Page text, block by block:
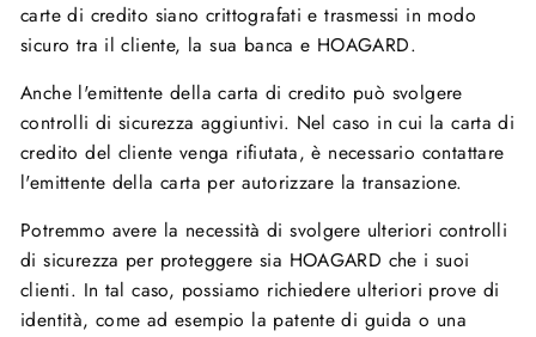
carte di credito siano crittografati e trasmessi in modo
sicuro tra il cliente, la sua banca e HOAGARD.
Anche l'emittente della carta di credito può svolgere
controlli di sicurezza aggiuntivi. Nel caso in cui la carta di
credito del cliente venga rifiutata, è necessario contattare
l'emittente della carta per autorizzare la transazione.
Potremmo avere la necessità di svolgere ulteriori controlli
di sicurezza per proteggere sia HOAGARD che i suoi
clienti. In tal caso, possiamo richiedere ulteriori prove di
identità, come ad esempio la patente di guida o una